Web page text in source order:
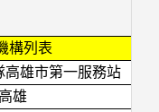
構列表
高雄市第一服務站
雄